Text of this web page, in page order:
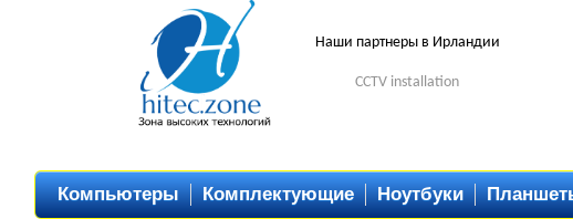
Наши партнеры в Ирландии
CCTV installation
Компьютеры Комплектующие Ноутбуки